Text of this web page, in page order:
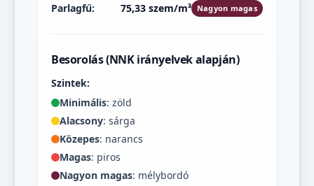
Parlagfű: 75,33 szem/m³ Nagyon magas
Besorolás (NNK irányelvek alapján)
Szintek:
Minimális: zöld
Alacsony: sárga
Közepes: narancs
Magas: piros
Nagyon magas: mélybordó